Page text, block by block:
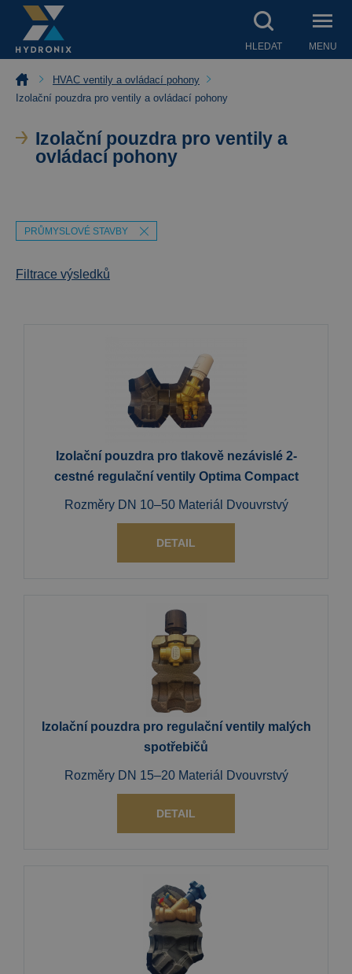
HLEDAT MENU
HVAC ventily a ovládací pohony
Izolační pouzdra pro ventily a ovládací pohony
Izolační pouzdra pro ventily a
ovládací pohony
PRŮMYSLOVÉ STAVBY
Filtrace výsledků
Izolační pouzdra pro tlakově nezávislé 2-
cestné regulační ventily Optima Compact
Rozměry DN 10–50 Materiál Dvouvrstvý
DETAIL
Izolační pouzdra pro regulační ventily malých
spotřebičů
Rozměry DN 15–20 Materiál Dvouvrstvý
DETAIL